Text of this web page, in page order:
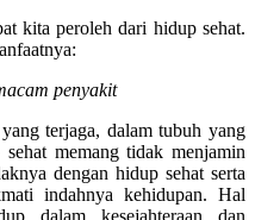
kita peroleh dari hidup sehat.
penyakit
terjaga, dalam tubuh yang
memang tidak menjamin
dengan hidup sehat serta
indahnya kehidupan. Hal
dalam kesejahteraan dan